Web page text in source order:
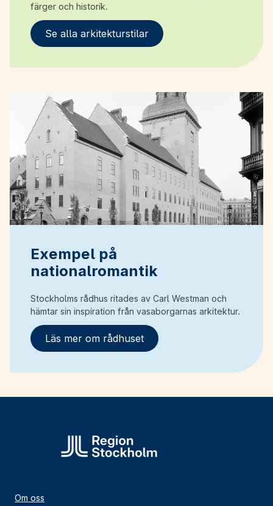
färger och historik.
Se alla arkitekturstilar
Exempel på
nationalromantik
Stockholms rådhus ritades av Carl Westman och
hämtar sin inspiration från vasaborgarnas arkitektur.
Läs mer om rådhuset
Om oss